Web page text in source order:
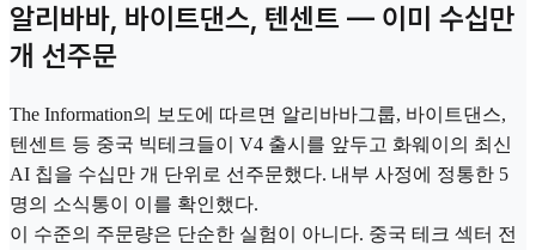
알리바바, 바이트댄스, 텐센트 — 이미 수십만
개 선주문
The Information의 보도에 따르면 알리바바그룹, 바이트댄스,
텐센트 등 중국 빅테크들이 V4 출시를 앞두고 화웨이의 최신
AI 칩을 수십만 개 단위로 선주문했다. 내부 사정에 정통한 5
명의 소식통이 이를 확인했다.
이 수준의 주문량은 단순한 실험이 아니다. 중국 테크 섹터 전